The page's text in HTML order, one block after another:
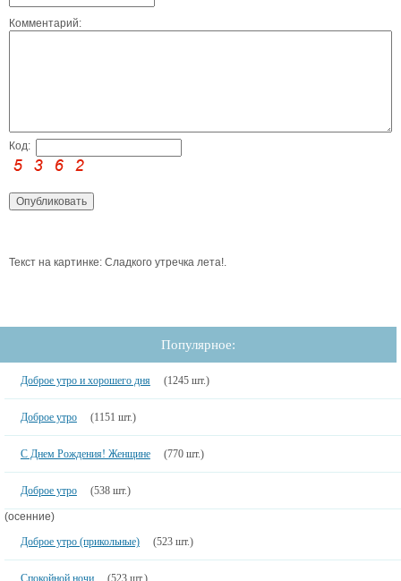
Комментарий:
Код:
Текст на картинке: Сладкого утречка лета!.
Популярное:
Доброе утро и хорошего дня (1245 шт.)
Доброе утро (1151 шт.)
С Днем Рождения! Женщине (770 шт.)
Доброе утро (538 шт.)
(осенние)
Доброе утро (прикольные)
(523 шт.)
Спокойной ночи (523 шт.)